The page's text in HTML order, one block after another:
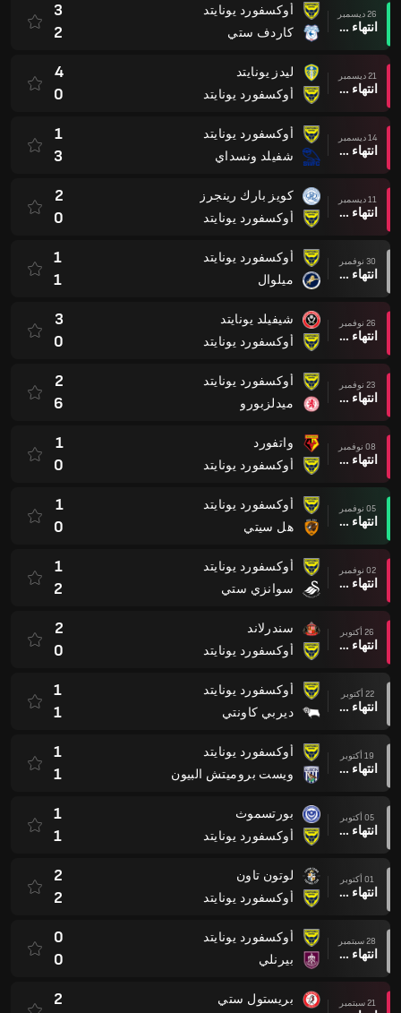
26 ديسمبر
انتهاء وقت المباراة
أوكسفورد يونايتد
كاردف ستي
3
2
21 ديسمبر
انتهاء وقت المباراة
ليدز يونايتد
أوكسفورد يونايتد
4
0
14 ديسمبر
انتهاء وقت المباراة
أوكسفورد يونايتد
شفيلد ونسداي
1
3
11 ديسمبر
انتهاء وقت المباراة
كويز بارك رينجرز
أوكسفورد يونايتد
2
0
30 نوفمبر
انتهاء وقت المباراة
أوكسفورد يونايتد
ميلوال
1
1
26 نوفمبر
انتهاء وقت المباراة
شيفيلد يونايتد
أوكسفورد يونايتد
3
0
23 نوفمبر
انتهاء وقت المباراة
أوكسفورد يونايتد
ميدلزبورو
2
6
08 نوفمبر
انتهاء وقت المباراة
واتفورد
أوكسفورد يونايتد
1
0
05 نوفمبر
انتهاء وقت المباراة
أوكسفورد يونايتد
هل سيتي
1
0
02 نوفمبر
انتهاء وقت المباراة
أوكسفورد يونايتد
سوانزي ستي
1
2
26 أكتوبر
انتهاء وقت المباراة
سندرلاند
أوكسفورد يونايتد
2
0
22 أكتوبر
انتهاء وقت المباراة
أوكسفورد يونايتد
ديربي كاونتي
1
1
19 أكتوبر
انتهاء وقت المباراة
أوكسفورد يونايتد
ويست بروميتش البيون
1
1
05 أكتوبر
انتهاء وقت المباراة
بورتسموث
أوكسفورد يونايتد
1
1
01 أكتوبر
انتهاء وقت المباراة
لوتون تاون
أوكسفورد يونايتد
2
2
28 سبتمبر
انتهاء وقت المباراة
أوكسفورد يونايتد
بيرنلي
0
0
21 سبتمبر بريستول ستي
2